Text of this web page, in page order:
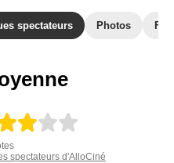
spectateurs Photos
spectateurs d'AlloCiné